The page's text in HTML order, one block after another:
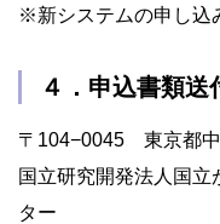
※新システムの申し込
４．申込書類送
〒104−0045 東京都
国立研究開発法人国
ター